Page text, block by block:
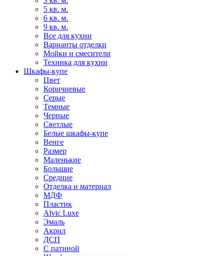
5 кв. м.
6 кв. м.
9 кв. м.
Все для кухни
Варианты отделки
Мойки и смесители
Техника для кухни
Шкафы-купе
Цвет
Коричневые
Серые
Темные
Черные
Светлые
Белые шкафы-купе
Венге
Размер
Маленькие
Большие
Средние
Отделка и материал
МДФ
Пластик
Alvic Luxe
Эмаль
Акрил
ДСП
С патиной